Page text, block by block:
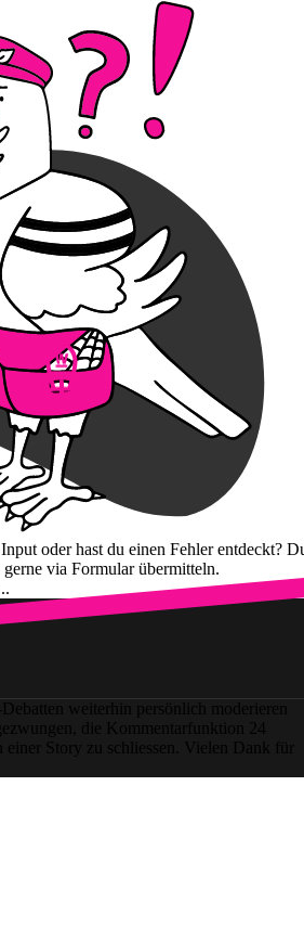
oder hast du einen Fehler entdeckt?
via Formular übermitteln.
weiterhin persönlich moderieren
die Kommentarfunktion 24
Story zu schliessen. Vielen Dank für